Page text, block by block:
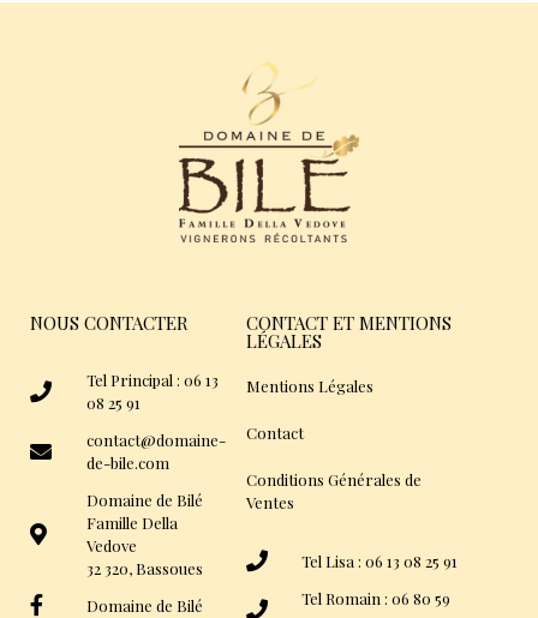
NOUS CONTACTER
Tel Principal : 06 13
08 25 91
contact@domaine-
de-bile.com
Domaine de Bilé
Famille Della
Vedove
32 320, Bassoues
Domaine de Bilé
CONTACT ET MENTIONS
LÉGALES
Mentions Légales
Contact
Conditions Générales de
Ventes
Tel Lisa : 06 13 08 25 91
Tel Romain : 06 80 59